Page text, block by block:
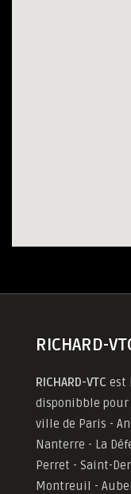
RICHARD-
RICHARD-VTC est
disponibble pour
ville de Paris -
Nanterre - La
Perret - Saint-
Montreuil -